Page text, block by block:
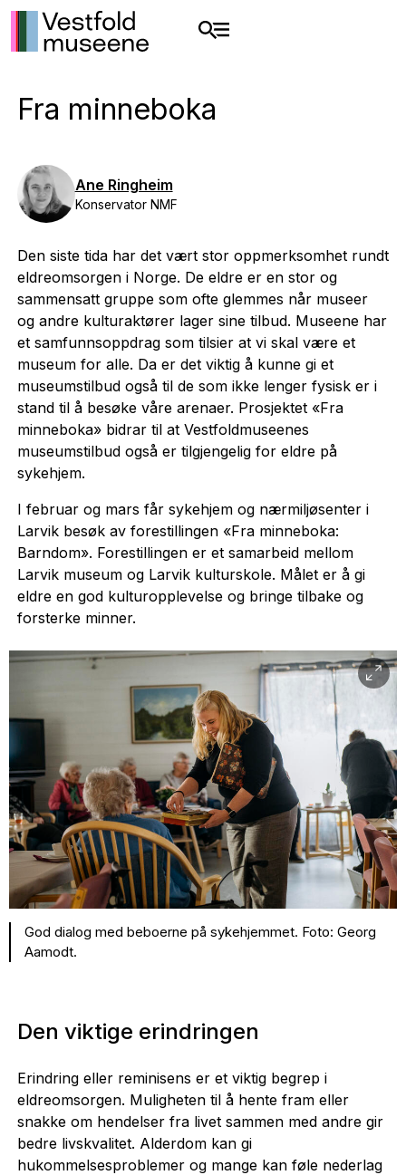
Fra minneboka
Ane Ringheim
Konservator NMF
Den siste tida har det vært stor oppmerksomhet rundt
eldreomsorgen i Norge. De eldre er en stor og
sammensatt gruppe som ofte glemmes når museer
og andre kulturaktører lager sine tilbud. Museene har
et samfunnsoppdrag som tilsier at vi skal være et
museum for alle. Da er det viktig å kunne gi et
museumstilbud også til de som ikke lenger fysisk er i
stand til å besøke våre arenaer. Prosjektet «Fra
minneboka» bidrar til at Vestfoldmuseenes
museumstilbud også er tilgjengelig for eldre på
sykehjem.
I februar og mars får sykehjem og nærmiljøsenter i
Larvik besøk av forestillingen «Fra minneboka:
Barndom». Forestillingen er et samarbeid mellom
Larvik museum og Larvik kulturskole. Målet er å gi
eldre en god kulturopplevelse og bringe tilbake og
forsterke minner.
God dialog med beboerne på sykehjemmet. Foto: Georg
Aamodt.
Den viktige erindringen
Erindring eller reminisens er et viktig begrep i
eldreomsorgen. Muligheten til å hente fram eller
snakke om hendelser fra livet sammen med andre gir
bedre livskvalitet. Alderdom kan gi
hukommelsesproblemer og mange kan føle nederlag